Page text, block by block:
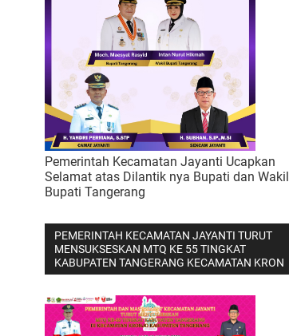
Pemerintah Kecamatan Jayanti Ucapkan
Selamat atas Dilantik nya Bupati dan Wakil
Bupati Tangerang
PEMERINTAH KECAMATAN JAYANTI TURUT
MENSUKSESKAN MTQ KE 55 TINGKAT
KABUPATEN TANGERANG KECAMATAN KRON